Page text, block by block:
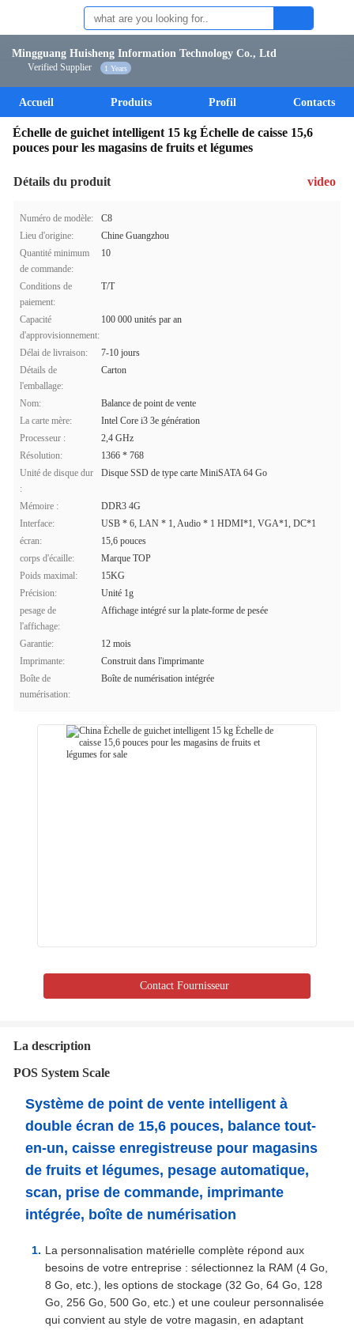
Mingguang Huisheng Information Technology Co., Ltd
Verified Supplier 1 Years
Accueil Produits Profil Contacts
Échelle de guichet intelligent 15 kg Échelle de caisse 15,6
pouces pour les magasins de fruits et légumes
Détails du produit video
Numéro de modèle:
C8
Lieu d'origine:
Chine Guangzhou
Quantité minimum
de commande:
10
Conditions de
paiement:
T/T
Capacité
d'approvisionnement:
100 000 unités par an
Délai de livraison:
7-10 jours
Détails de
l'emballage:
Carton
Nom:
Balance de point de vente
La carte mère:
Intel Core i3 3e génération
Processeur :
2,4 GHz
Résolution:
1366 * 768
Unité de disque dur
:
Disque SSD de type carte MiniSATA 64 Go
Mémoire :
DDR3 4G
Interface:
USB * 6, LAN * 1, Audio * 1 HDMI*1, VGA*1, DC*1
écran:
15,6 pouces
corps d'écaille:
Marque TOP
Poids maximal:
15KG
Précision:
Unité 1g
pesage de
l'affichage:
Affichage intégré sur la plate-forme de pesée
Garantie:
12 mois
Imprimante:
Construit dans l'imprimante
Boîte de
numérisation:
Boîte de numérisation intégrée
Contact Fournisseur
La description
POS System Scale
Système de point de vente intelligent à
double écran de 15,6 pouces, balance tout-
en-un, caisse enregistreuse pour magasins
de fruits et légumes, pesage automatique,
scan, prise de commande, imprimante
intégrée, boîte de numérisation
La personnalisation matérielle complète répond aux
besoins de votre entreprise : sélectionnez la RAM (4 Go,
8 Go, etc.), les options de stockage (32 Go, 64 Go, 128
Go, 256 Go, 500 Go, etc.) et une couleur personnalisée
qui convient au style de votre magasin, en adaptant